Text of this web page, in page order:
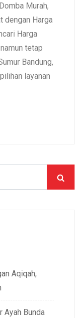
Murah,
dengan Harga
Harga
tetap
Bandung,
layanan
Aqiqah,
Ayah Bunda